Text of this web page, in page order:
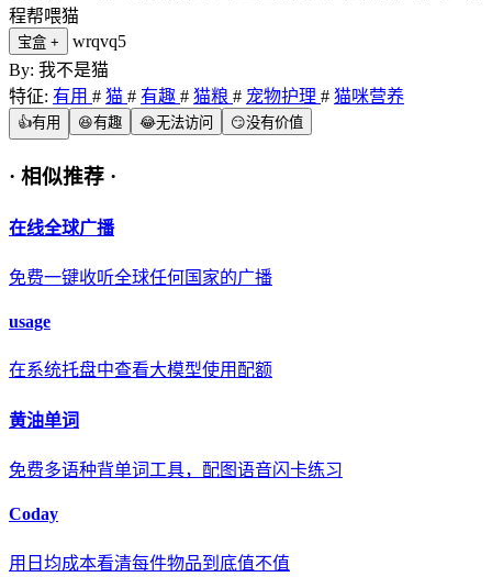
程帮喂猫
宝盒 +
wrqvq5
By: 我不是猫
特征: 有用 # 猫 # 有趣 # 猫粮 # 宠物护理 # 猫咪营养
👍有用 😆有趣 😂无法访问 😏没有价值
· 相似推荐 ·
在线全球广播
免费一键收听全球任何国家的广播
usage
在系统托盘中查看大模型使用配额
黄油单词
免费多语种背单词工具，配图语音闪卡练习
Coday
用日均成本看清每件物品到底值不值